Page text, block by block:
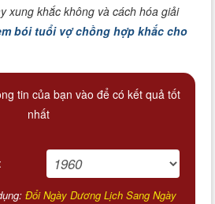
xung khắc không và cách hóa giải
bói tuổi vợ chồng hợp khắc cho
tin của bạn vào để có kết quả tốt
nhất
Đổi Ngày Dương Lịch Sang Ngày